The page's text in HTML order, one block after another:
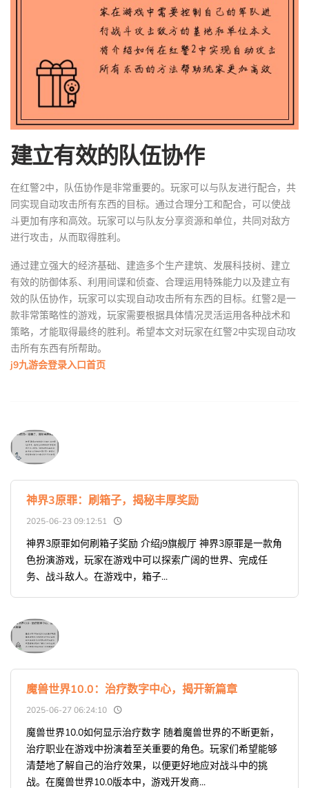
建立有效的队伍协作
在红警2中，队伍协作是非常重要的。玩家可以与队友进行配合，共
同实现自动攻击所有东西的目标。通过合理分工和配合，可以使战
斗更加有序和高效。玩家可以与队友分享资源和单位，共同对敌方
进行攻击，从而取得胜利。
通过建立强大的经济基础、建造多个生产建筑、发展科技树、建立
有效的防御体系、利用间谍和侦查、合理运用特殊能力以及建立有
效的队伍协作，玩家可以实现自动攻击所有东西的目标。红警2是一
款非常策略性的游戏，玩家需要根据具体情况灵活运用各种战术和
策略，才能取得最终的胜利。希望本文对玩家在红警2中实现自动攻
击所有东西有所帮助。
j9九游会登录入口首页
神界3原罪：刷箱子，揭秘丰厚奖励
2025-06-23 09:12:51
神界3原罪如何刷箱子奖励 介绍j9旗舰厅 神界3原罪是一款角
色扮演游戏，玩家在游戏中可以探索广阔的世界、完成任
务、战斗敌人。在游戏中，箱子...
魔兽世界10.0：治疗数字中心，揭开新篇章
2025-06-27 06:24:10
魔兽世界10.0如何显示治疗数字 随着魔兽世界的不断更新，
治疗职业在游戏中扮演着至关重要的角色。玩家们希望能够
清楚地了解自己的治疗效果，以便更好地应对战斗中的挑
战。在魔兽世界10.0版本中，游戏开发商...